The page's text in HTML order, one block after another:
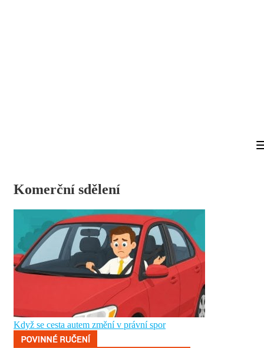
Komerční sdělení
Když se cesta autem změní v právní spor